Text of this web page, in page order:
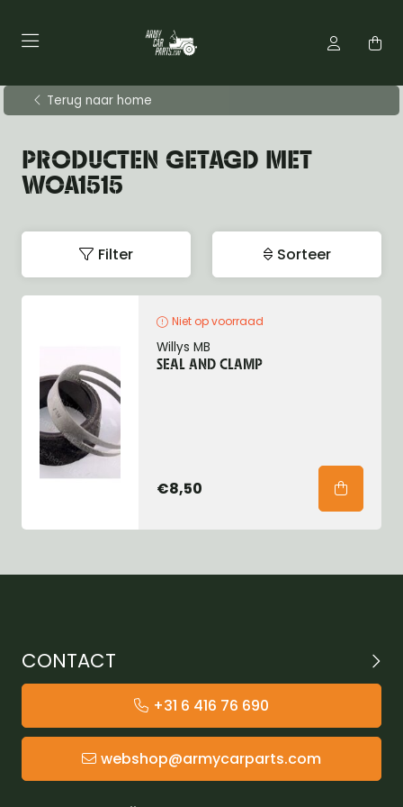
Terug naar home
PRODUCTEN GETAGD MET
WOA1515
Filter Sorteer
Niet op voorraad
Willys MB
SEAL AND CLAMP
€8,50
CONTACT
+31 6 416 76 690
webshop@armycarparts.com